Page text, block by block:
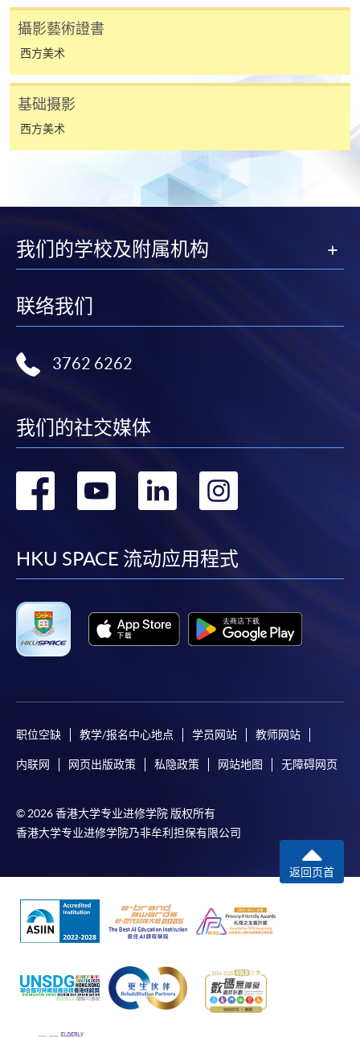
攝影藝術證書
西方美术
基础摄影
西方美术
我们的学校及附属机构
联络我们
3762 6262
我们的社交媒体
转
facebook
转
youtube
转
linkedin
HKU SPACE 流动应用程式
职位空缺 教学/报名中心地点 学员网站 教师网站
内联网 网页出版政策 私隐政策 网站地图 无障碍网页
© 2026 香港大学专业进修学院 版权所有
香港大学专业进修学院乃非牟利担保有限公司
返回页首